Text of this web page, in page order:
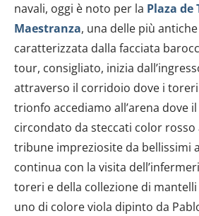
navali, oggi è noto per la Plaza de
Maestranza, una delle più
caratterizzata dalla facciata
tour, consigliato, inizia
attraverso il corridoio dove i
trionfo accediamo all’arena dove
circondato da steccati color rosso
tribune impreziosite da bellissimi
continua con la visita
toreri e della collezione di
uno di colore viola dipinto da